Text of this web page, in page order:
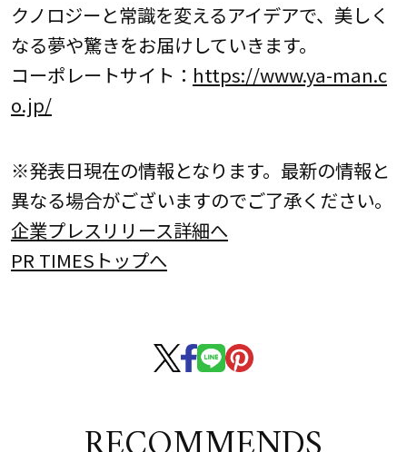
クノロジーと常識を変えるアイデアで、美しく
なる夢や驚きをお届けしていきます。
コーポレートサイト： https://www.ya-man.c
o.jp/
※発表日現在の情報となります。最新の情報と
異なる場合がございますのでご了承ください。
企業プレスリリース詳細へ
PR TIMESトップへ